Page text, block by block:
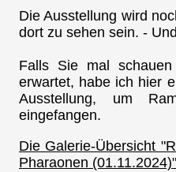
Die Ausstellung wird
dort zu sehen sein. -
Falls Sie mal
erwartet, habe ich hier
Ausstellung, um
eingefangen.
Die Galerie-Übersicht
Pharaonen